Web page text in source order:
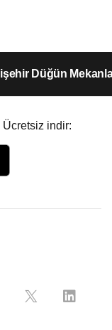
Düğün
Ücretsiz indir: